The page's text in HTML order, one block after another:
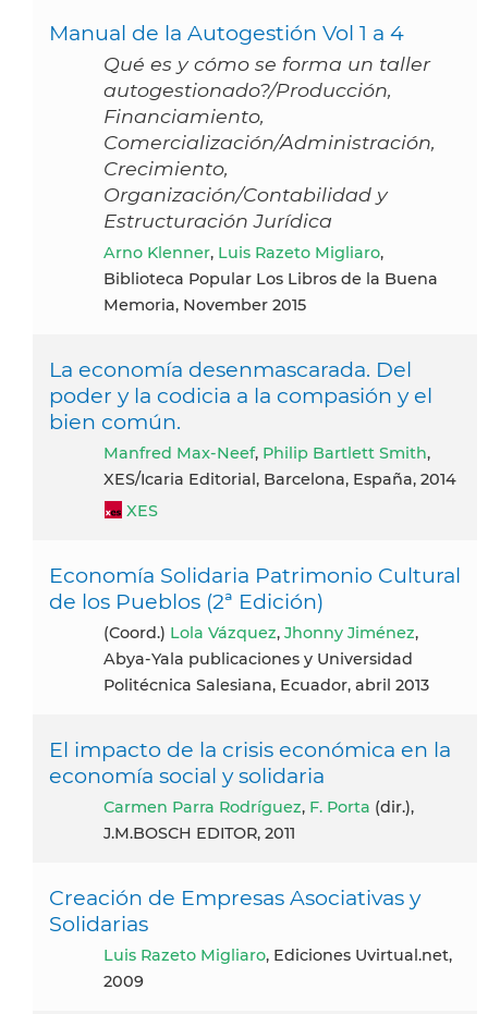
Manual de la Autogestión Vol 1 a 4
Qué es y cómo se forma un taller
autogestionado?/Producción,
Financiamiento,
Comercialización/Administración,
Crecimiento,
Organización/Contabilidad y
Estructuración Jurídica
Arno Klenner, Luis Razeto Migliaro,
Biblioteca Popular Los Libros de la Buena
Memoria, November 2015
La economía desenmascarada. Del
poder y la codicia a la compasión y el
bien común.
Manfred Max-Neef, Philip Bartlett Smith,
XES/Icaria Editorial, Barcelona, España, 2014
XES
Economía Solidaria Patrimonio Cultural
de los Pueblos (2ª Edición)
(coord.) Lola Vázquez, Jhonny Jiménez,
Abya-Yala publicaciones y Universidad
Politécnica Salesiana, Ecuador, abril 2013
El impacto de la crisis económica en la
economía social y solidaria
Carmen Parra Rodríguez, F. Porta (dir.),
J.M.BOSCH EDITOR, 2011
Creación de Empresas Asociativas y
Solidarias
Luis Razeto Migliaro, Ediciones Uvirtual.net,
2009